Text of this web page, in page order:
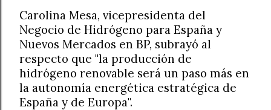
Carolina Mesa, vicepresidenta del
Negocio de Hidrógeno para España y
Nuevos Mercados en BP, subrayó al
respecto que "la producción de
hidrógeno renovable será un paso más en
la autonomía energética estratégica de
España y de Europa".